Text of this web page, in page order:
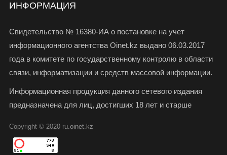
ИНФОРМАЦИЯ
Свидетельство № 16380-ИА о постановке на учет
информационного агентства Oinet.kz выдано 06.03.2017
года в комитете по государственному контролю в области
связи, информатизации и средств массовой информации.
Информационная продукция данного сетевого издания
предназначена для лиц, достигших 18 лет и старше
Copyright © 2020 ru.oinet.kz